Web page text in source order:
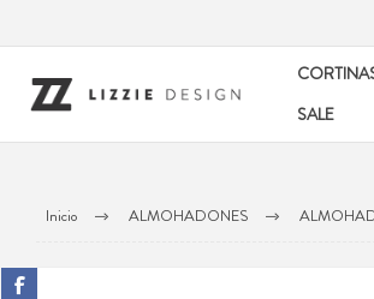
SALE
Inicio ALMOHADONES